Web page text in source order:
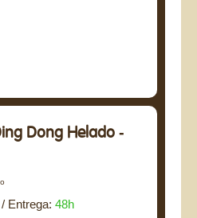
Dong Helado -
Entrega: 48h